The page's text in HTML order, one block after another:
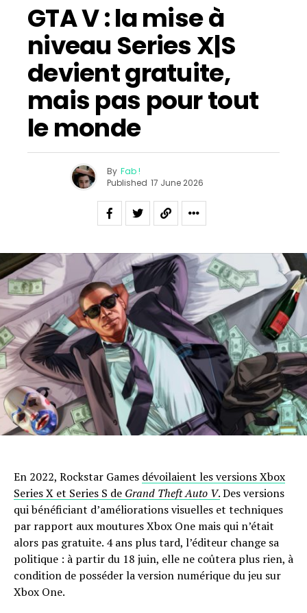
GTA V : la mise à
niveau Series X|S
devient gratuite,
mais pas pour tout
le monde
By Fab !
Published 17 June 2026
En 2022, Rockstar Games dévoilaient les versions Xbox
Series X et Series S de Grand Theft Auto V.Des versions
qui bénéficiant d’améliorations visuelles et techniques
par rapport aux moutures Xbox One mais qui n’était
alors pas gratuite. 4 ans plus tard, l’éditeur change sa
politique : à partir du 18 juin, elle ne coûtera plus rien, à
condition de posséder la version numérique du jeu sur
Xbox One.